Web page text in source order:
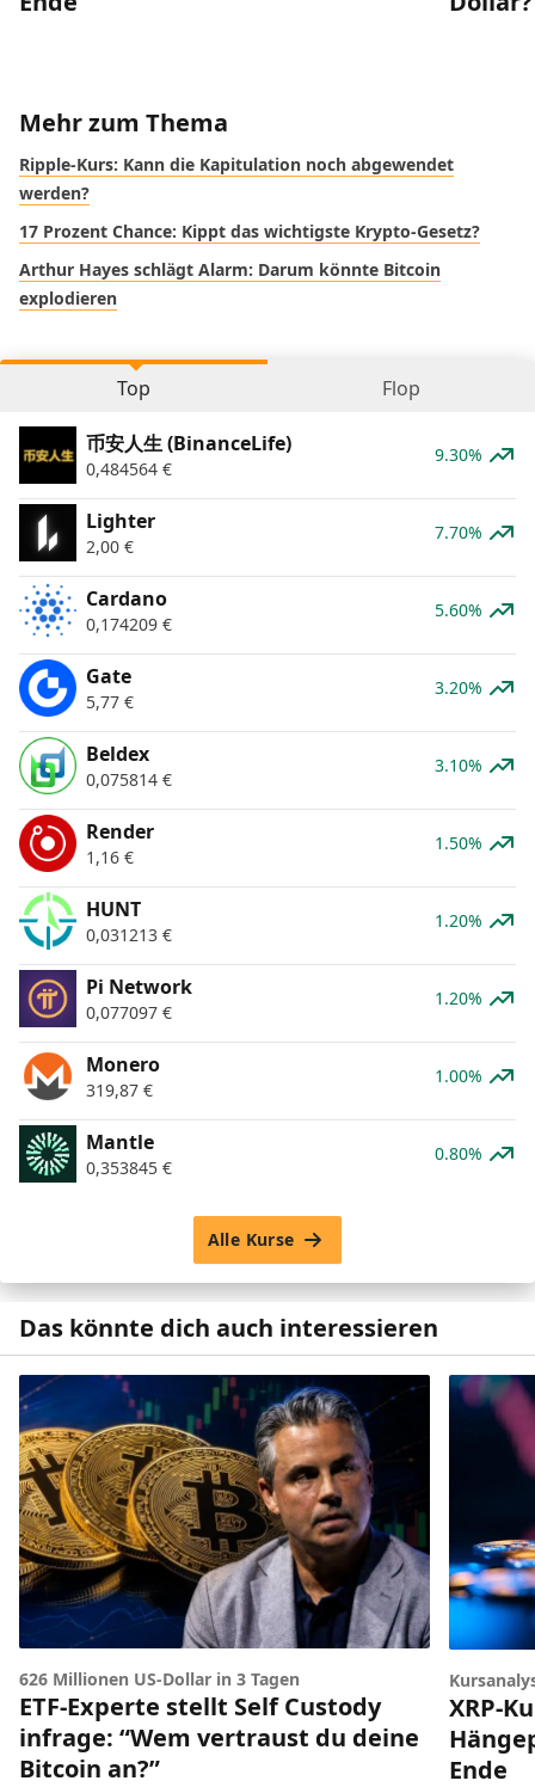
Mehr zum Thema
Ripple-Kurs: Kann die Kapitulation noch abgewendet
werden?
17 Prozent Chance: Kippt das wichtigste Krypto-Gesetz?
Arthur Hayes schlägt Alarm: Darum könnte Bitcoin
explodieren
Top Flop
币安人生 (BinanceLife)
0,484564 €
9.30%
Lighter
2,00 €
7.70%
Cardano
0,174209 €
5.60%
Gate
5,77 €
3.20%
Beldex
0,075814 €
3.10%
Render
1,16 €
1.50%
HUNT
0,031213 €
1.20%
Pi Network
0,077097 €
1.20%
Monero
319,87 €
1.00%
Mantle
0,353845 €
0.80%
Alle Kurse
Das könnte dich auch interessieren
626 Millionen US-Dollar in 3 Tagen
ETF-Experte stellt Self Custody
infrage: “Wem vertraust du deine
Bitcoin an?”
XRP-
Ende